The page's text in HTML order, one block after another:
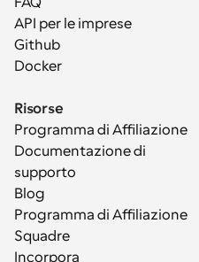
API per le imprese
Github
Docker
Risorse
Programma di Affiliazione
Documentazione di
supporto
Blog
Programma di Affiliazione
Squadre
Incorpora